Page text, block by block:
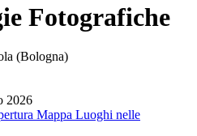
Fotografiche
(Bologna)
2026
Mappa Luoghi nelle